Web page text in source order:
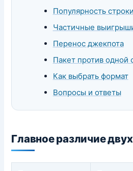
Популярность строки
Частичные
Перенос джекпота
Пакет против одной
Как выбрать формат
Вопросы и ответы
Главное различие